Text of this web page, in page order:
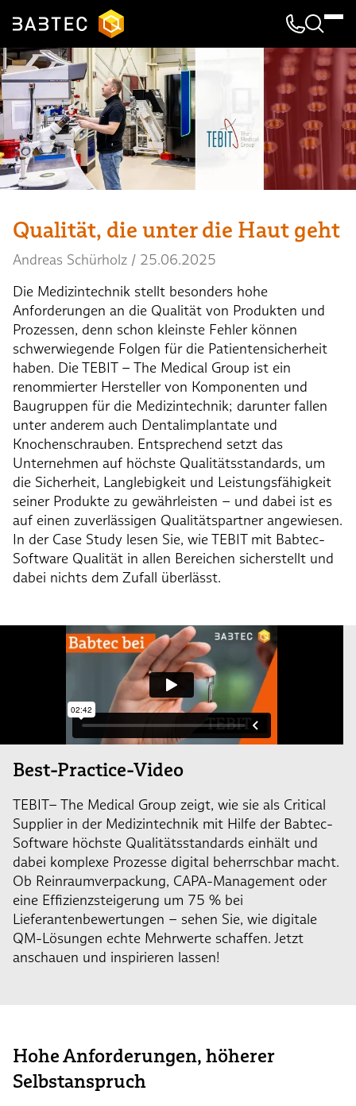
Suche
Kontakt &
Qualität, die unter die Haut geht
Andreas Schürholz / 25.06.2025
Die Medizintechnik stellt besonders hohe
Anforderungen an die Qualität von Produkten und
Prozessen, denn schon kleinste Fehler können
schwerwiegende Folgen für die Patientensicherheit
haben. Die TEBIT – The Medical Group ist ein
renommierter Hersteller von Komponenten und
Baugruppen für die Medizintechnik; darunter fallen
unter anderem auch Dentalimplantate und
Knochenschrauben. Entsprechend setzt das
Unternehmen auf höchste Qualitätsstandards, um
die Sicherheit, Langlebigkeit und Leistungsfähigkeit
seiner Produkte zu gewährleisten – und dabei ist es
auf einen zuverlässigen Qualitätspartner angewiesen.
In der Case Study lesen Sie, wie TEBIT mit Babtec-
Software Qualität in allen Bereichen sicherstellt und
dabei nichts dem Zufall überlässt.
Best-Practice-Video
TEBIT– The Medical Group zeigt, wie sie als Critical
Supplier in der Medizintechnik mit Hilfe der Babtec-
Software höchste Qualitätsstandards einhält und
dabei komplexe Prozesse digital beherrschbar macht.
Ob Reinraumverpackung, CAPA-Management oder
eine Effizienzsteigerung um 75 % bei
Lieferantenbewertungen – sehen Sie, wie digitale
QM-Lösungen echte Mehrwerte schaffen. Jetzt
anschauen und inspirieren lassen!
Hohe Anforderungen, höherer
Selbstanspruch